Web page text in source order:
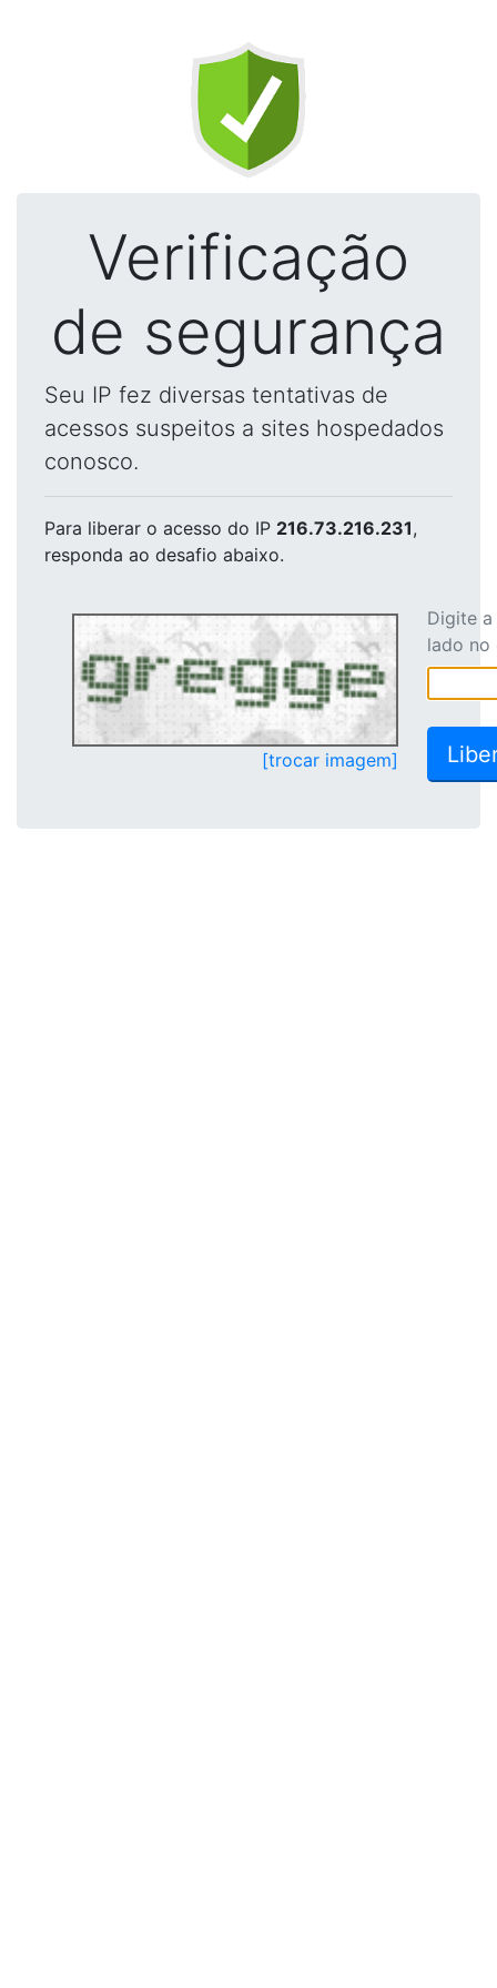
Verificação
de segurança
Seu IP fez diversas tentativas de
acessos suspeitos a sites hospedados
conosco.
Para liberar o acesso do IP 216.73.216.231,
responda ao desafio abaixo.
[trocar imagem]
Digite
lado no